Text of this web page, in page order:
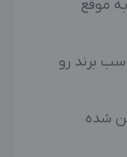
موقع
برند رو
شده